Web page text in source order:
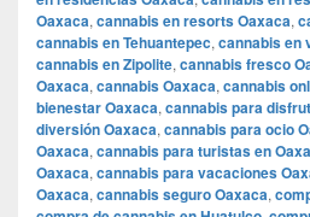
Oaxaca, cannabis en resorts Oaxaca,
cannabis en Tehuantepec, cannabis en
cannabis en Zipolite, cannabis fresco
Oaxaca, cannabis Oaxaca, cannabis
bienestar Oaxaca, cannabis para
diversión Oaxaca, cannabis para ocio
Oaxaca, cannabis para turistas en
Oaxaca, cannabis para vacaciones
Oaxaca, cannabis seguro Oaxaca,